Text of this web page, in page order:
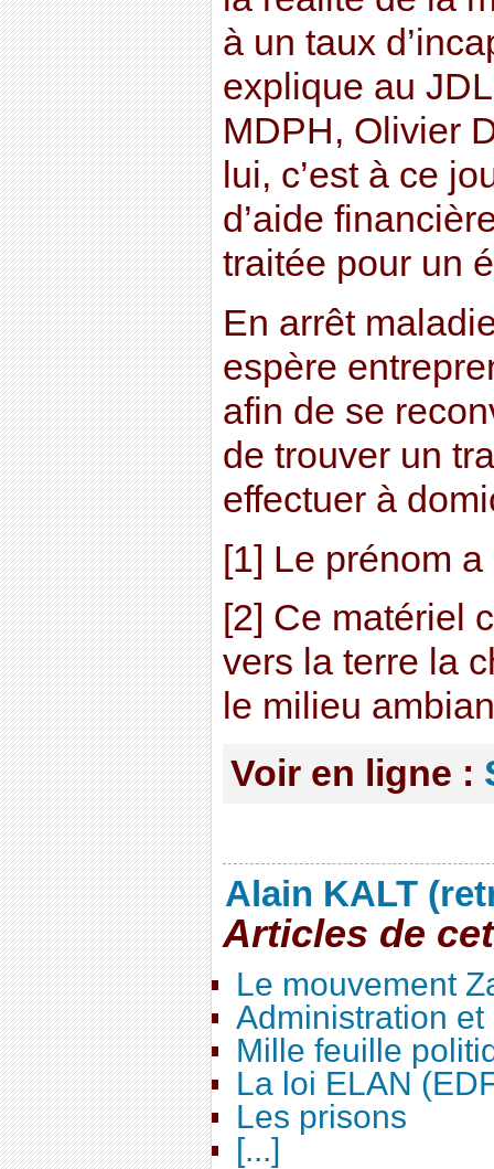
à un taux
explique au
MDPH, Olivier
lui, c’est à ce
d’aide
traitée pour un
En arrêt
espère
afin de se
de trouver un
effectuer à
[1] Le prénom
[2] Ce matériel
vers la terre la
le milieu
Voir en ligne :
Alain KALT
Articles de
Le mouvement
Administration
Mille feuille
La loi ELAN
Les prisons
[...]